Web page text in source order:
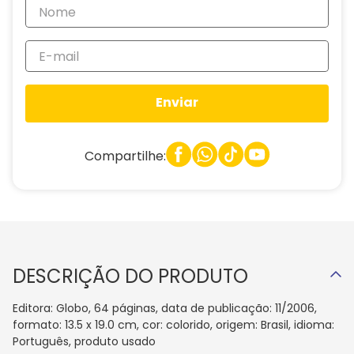
Enviar
Compartilhe:
DESCRIÇÃO DO PRODUTO
Editora: Globo, 64 páginas, data de publicação: 11/2006,
formato: 13.5 x 19.0 cm, cor: colorido, origem: Brasil, idioma:
Português, produto usado